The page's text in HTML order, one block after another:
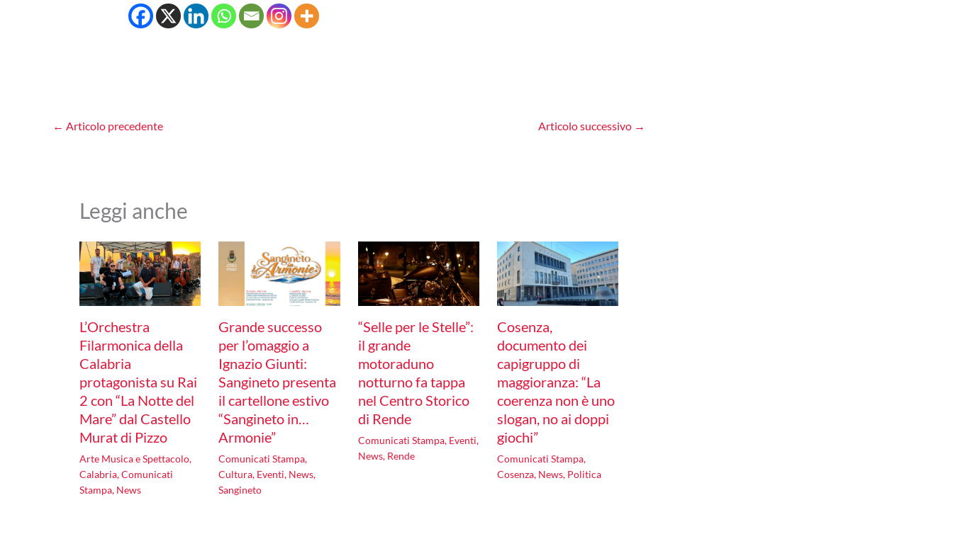
← Articolo precedente Articolo successivo →
Leggi anche
L’Orchestra
Filarmonica della
Calabria
protagonista su Rai
2 con “La Notte del
Mare” dal Castello
Murat di Pizzo
Arte Musica e Spettacolo,
Calabria,Comunicati
Stampa, News
Grande successo
per l’omaggio a
Ignazio Giunti:
Sangineto presenta
il cartellone estivo
“Sangineto in…
Armonie”
Comunicati Stampa,
Cultura, Eventi, News,
Sangineto
“Selle per le Stelle”:
il grande
motoraduno
notturno fa tappa
nel Centro Storico
di Rende
Comunicati Stampa, Eventi,
News, Rende
Cosenza,
documento dei
capigruppo di
maggioranza: “La
coerenza non è uno
slogan, no ai doppi
giochi”
Comunicati Stampa,
Cosenza, News, Politica